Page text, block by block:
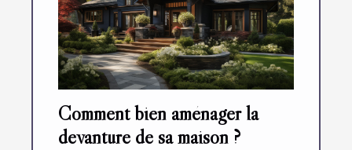
Comment bien aménager la
devanture de sa maison ?